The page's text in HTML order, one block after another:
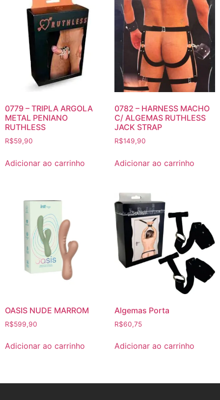
0779 – TRIPLA ARGOLA
METAL PENIANO
RUTHLESS
R$59,90
Adicionar ao carrinho
0782 – HARNESS MACHO
C/ ALGEMAS RUTHLESS
JACK STRAP
R$149,90
Adicionar ao carrinho
OASIS NUDE MARROM
R$599,90
Adicionar ao carrinho
Algemas Porta
R$60,75
Adicionar ao carrinho